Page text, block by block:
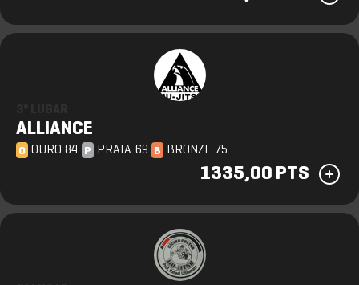
ALLIANCE
O OURO 84 P PRATA 69 B BRONZE 75
1335,00 PTS